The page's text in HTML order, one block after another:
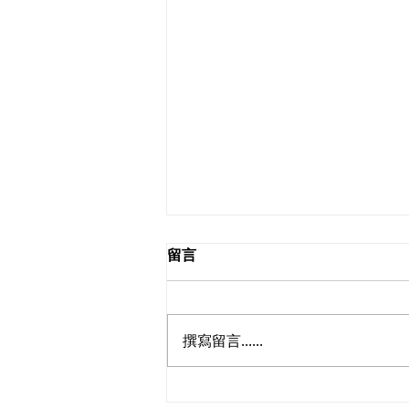
2026.08.02
留言
撰寫留言......